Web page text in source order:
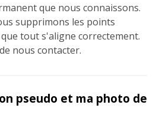
que nous connaissons.
supprimons les points
tout s'aligne correctement.
nous contacter.
pseudo et ma photo de